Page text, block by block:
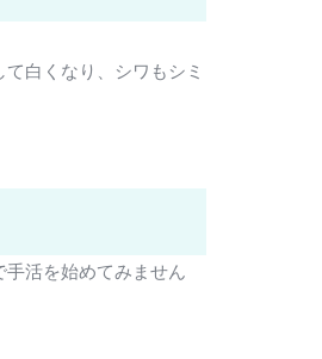
白くなり、シワもシミ
活を始めてみません